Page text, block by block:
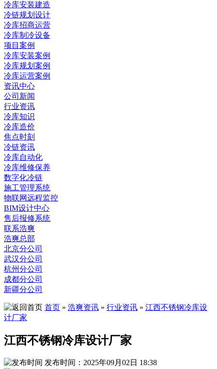
冷库安装建造
冷链规划设计
冷库招商运营
冷库制冷设备
项目案例
冷库安装案例
冷库规划案例
冷库运营案例
资讯中心
公司新闻
行业资讯
冷库知识
冷库造价
焦点时刻
冷链资讯
冷库自动化
冷库维修保养
数字化冷链
施工管理系统
物联网远程监控
BIM设计中心
售后报修系统
联系浩爽
浩爽总部
北京分公司
武汉分公司
杭州分公司
成都分公司
新疆分公司
首页 » 浩爽资讯 » 行业资讯 » 江西不锈钢冷库设
计厂家
江西不锈钢冷库设计厂家
发布时间：2025年09月02日 18:38